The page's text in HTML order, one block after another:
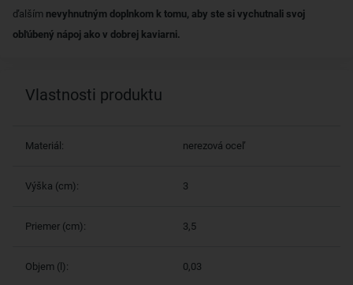
ďalším nevyhnutným doplnkom k tomu, aby ste si vychutnali svoj
obľúbený nápoj ako v dobrej kaviarni.
Vlastnosti produktu
Materiál: nerezová oceľ
Výška (cm): 3
Priemer (cm): 3,5
Objem (l): 0,03